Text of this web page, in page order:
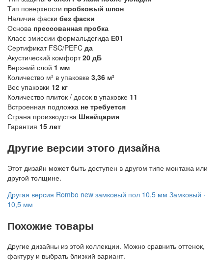
Тип поверхности пробковый шпон
Наличие фаски без фаски
Основа прессованная пробка
Класс эмиссии формальдегида Е01
Сертификат FSC/PEFC да
Акустический комфорт 20 дБ
Верхний слой 1 мм
Количество м² в упаковке 3,36 м²
Вес упаковки 12 кг
Количество плиток / досок в упаковке 11
Встроенная подложка не требуется
Страна производства Швейцария
Гарантия 15 лет
Другие версии этого дизайна
Этот дизайн может быть доступен в другом типе монтажа или
другой толщине.
Другая версия Rombo new замковый пол 10,5 мм Замковый ·
10,5 мм
Похожие товары
Другие дизайны из этой коллекции. Можно сравнить оттенок,
фактуру и выбрать близкий вариант.